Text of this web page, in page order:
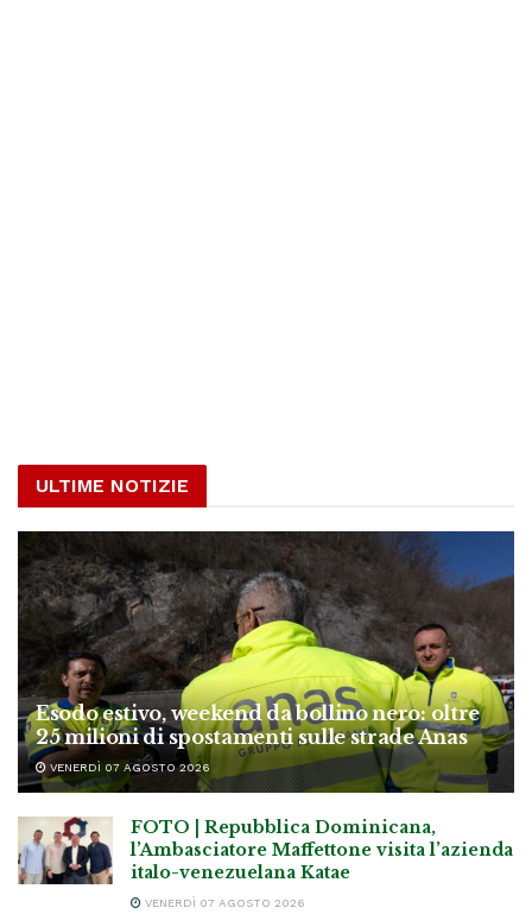
ULTIME NOTIZIE
Esodo estivo, weekend da bollino nero: oltre
25 milioni di spostamenti sulle strade Anas
VENERDÌ 07 AGOSTO 2026
FOTO | Repubblica Dominicana,
l’Ambasciatore Maffettone visita l’azienda
italo-venezuelana Katae
VENERDÌ 07 AGOSTO 2026